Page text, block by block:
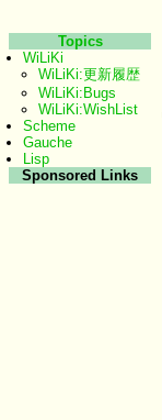
Topics
WiLiKi
WiLiKi:更新履歴
WiLiKi:Bugs
WiLiKi:WishList
Scheme
Gauche
Lisp
Sponsored Links